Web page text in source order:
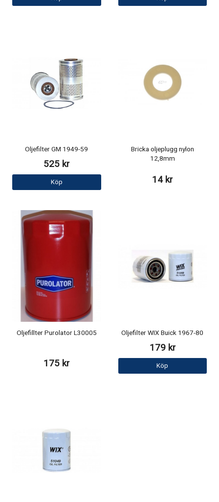
Oljefilter GM 1949-59
525 kr
Köp
Bricka oljeplugg nylon
12,8mm
14 kr
Oljefillter Purolator L30005
175 kr
Oljefilter WIX Buick 1967-80
179 kr
Köp